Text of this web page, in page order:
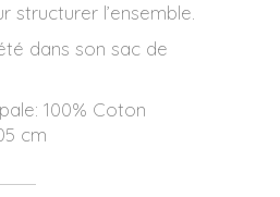
structurer l’ensemble.
dans son sac de
100% Coton
cm